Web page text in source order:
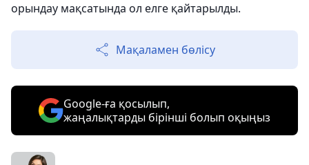
орындау мақсатында ол елге қайтарылды.
Мақаламен бөлісу
Google-ға қосылып,
жаңалықтарды бірінші болып оқыңыз